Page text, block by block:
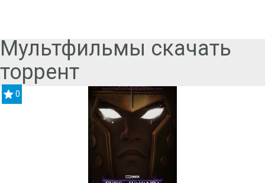
Мультфильмы скачать
торрент
0